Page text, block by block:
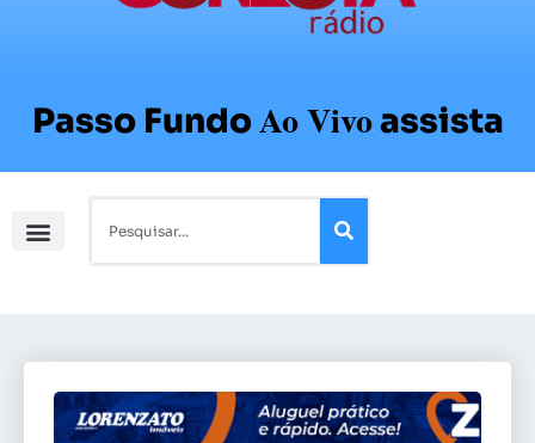
Passo FundoAo Vivoassista